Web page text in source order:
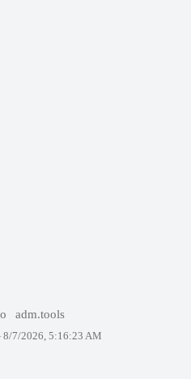
adm.tools
8/7/2026, 5:16:23 AM